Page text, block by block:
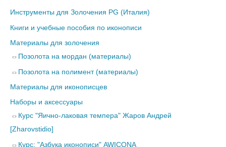
Инструменты для Золочения PG (Италия)
Книги и учебные пособия по иконописи
Материалы для золочения
Позолота на мордан (материалы)
Позолота на полимент (материалы)
Материалы для иконописцев
Наборы и аксессуары
Курс "Яично-лаковая темпера" Жаров Андрей
[Zharovstidio]
Курс: "Азбука иконописи" AWICONA